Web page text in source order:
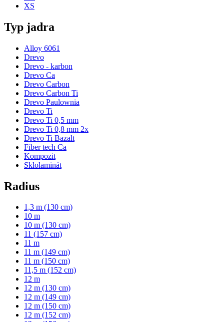
XS
Typ jadra
Alloy 6061
Drevo
Drevo - karbon
Drevo Ca
Drevo Carbon
Drevo Carbon Ti
Drevo Paulownia
Drevo Ti
Drevo Ti 0,5 mm
Drevo Ti 0,8 mm 2x
Drevo Ti Bazalt
Fiber tech Ca
Kompozit
Sklolaminát
Radius
1,3 m (130 cm)
10 m
10 m (130 cm)
11 (157 cm)
11 m
11 m (149 cm)
11 m (150 cm)
11,5 m (152 cm)
12 m
12 m (130 cm)
12 m (149 cm)
12 m (150 cm)
12 m (152 cm)